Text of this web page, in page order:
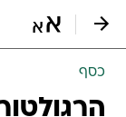
כסף